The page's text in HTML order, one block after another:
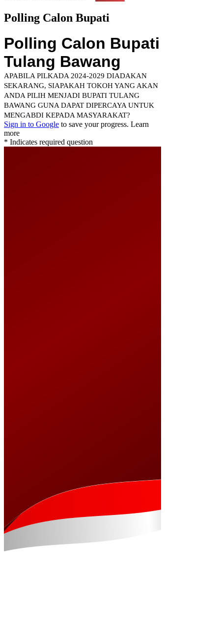
Polling Calon Bupati